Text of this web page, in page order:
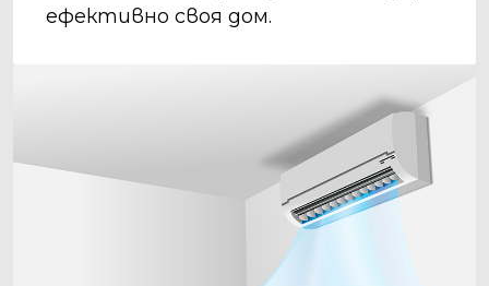
ефективно своя дом.